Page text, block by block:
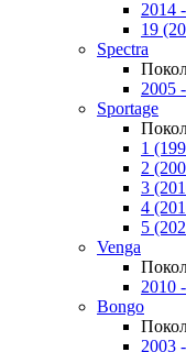
2014
19
Spectra
2005
Sportage
1
2
3
4
5
Venga
2010
Bongo
2003